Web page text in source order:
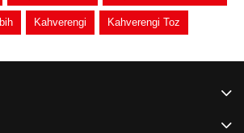
Kahverengi Kahverengi Toz